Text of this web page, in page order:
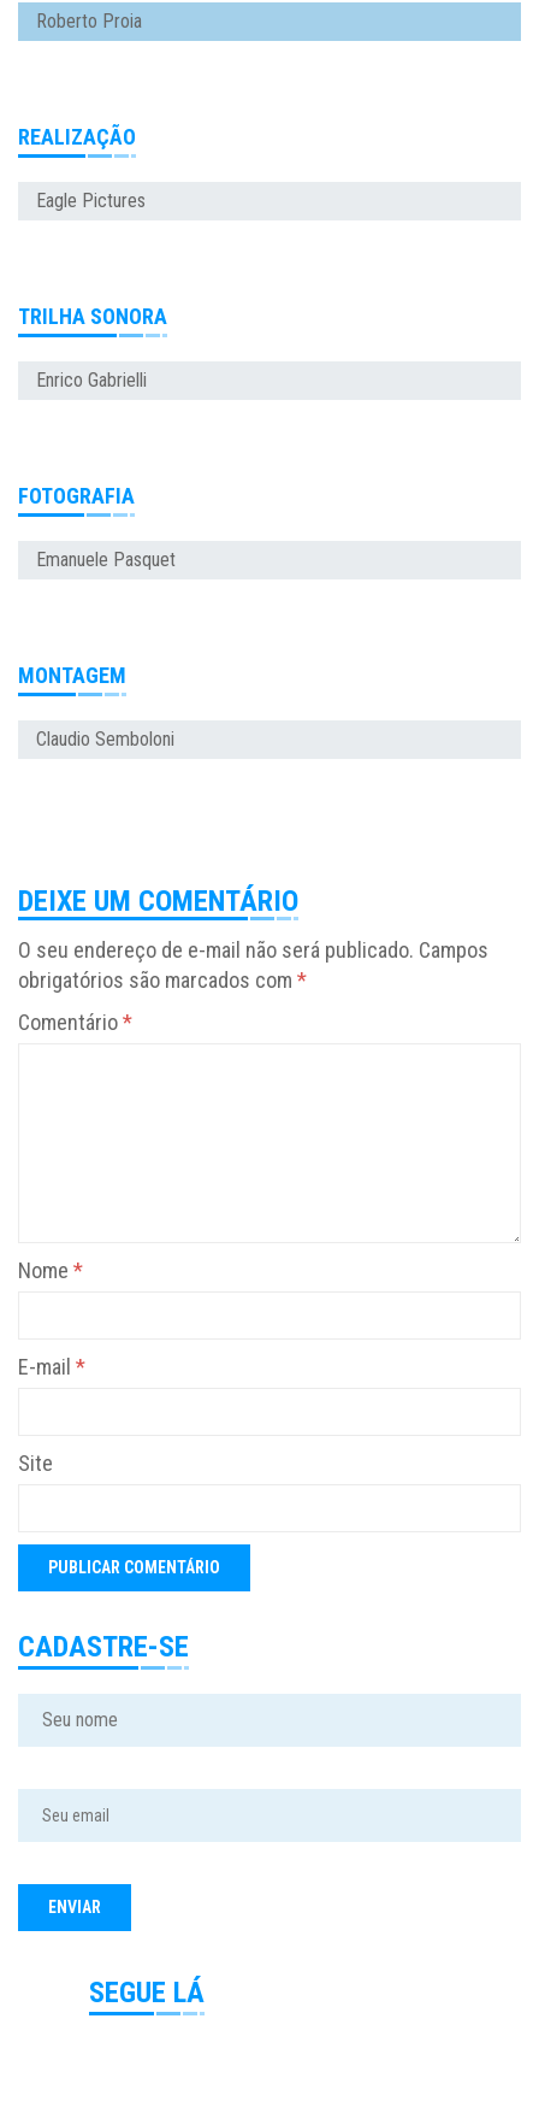
Roberto Proia
REALIZAÇÃO
Eagle Pictures
TRILHA SONORA
Enrico Gabrielli
FOTOGRAFIA
Emanuele Pasquet
MONTAGEM
Claudio Semboloni
DEIXE UM COMENTÁRIO
O seu endereço de e-mail não será publicado. Campos
obrigatórios são marcados com *
Comentário*
Nome *
E-mail *
Site
CADASTRE-SE
SEGUE LÁ